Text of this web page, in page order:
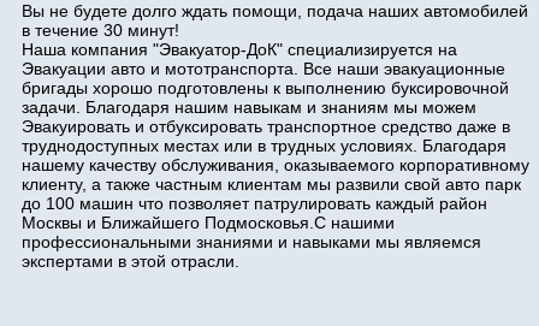
Вы не будете долго ждать помощи, подача наших автомобилей
в течение 30 минут!
Наша компания "Эвакуатор-ДоК" специализируется на
Эвакуации авто и мототранспорта. Все наши эвакуационные
бригады хорошо подготовлены к выполнению буксировочной
задачи. Благодаря нашим навыкам и знаниям мы можем
Эвакуировать и отбуксировать транспортное средство даже в
труднодоступных местах или в трудных условиях. Благодаря
нашему качеству обслуживания, оказываемого корпоративному
клиенту, а также частным клиентам мы развили свой авто парк
до 100 машин что позволяет патрулировать каждый район
Москвы и Ближайшего Подмосковья.С нашими
профессиональными знаниями и навыками мы являемся
экспертами в этой отрасли.